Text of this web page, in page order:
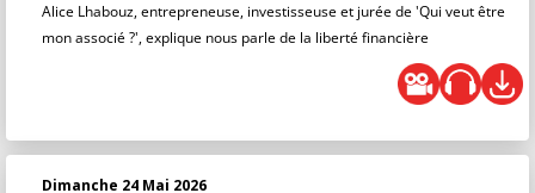
Alice Lhabouz, entrepreneuse, investisseuse et jurée de 'Qui veut être
mon associé ?', explique nous parle de la liberté financière
Dimanche 24 Mai 2026